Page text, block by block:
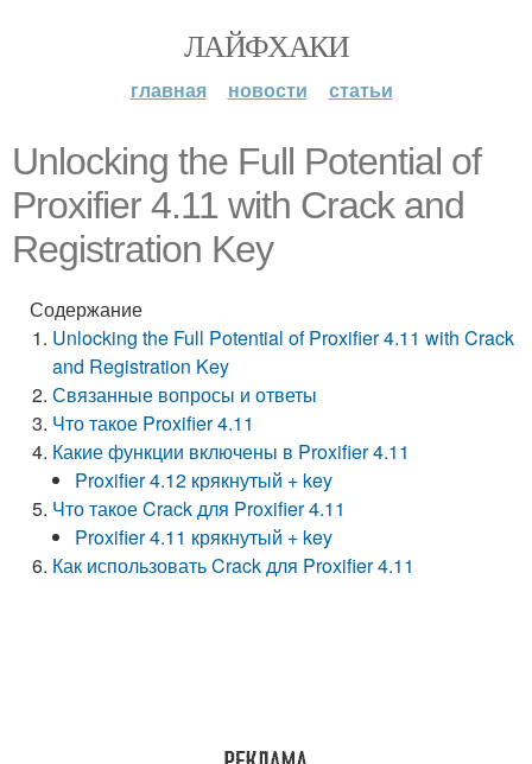
ЛАЙФХАКИ
главная новости статьи
Unlocking the Full Potential of
Proxifier 4.11 with Crack and
Registration Key
Содержание
Unlocking the Full Potential of Proxifier 4.11 with Crack
and Registration Key
Связанные вопросы и ответы
Что такое Proxifier 4.11
Какие функции включены в Proxifier 4.11
Proxifier 4.12 крякнутый + key
Что такое Crack для Proxifier 4.11
Proxifier 4.11 крякнутый + key
Как использовать Crack для Proxifier 4.11